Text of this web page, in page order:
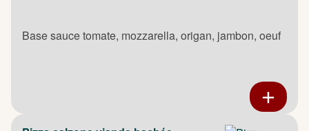
Base sauce tomate, mozzarella, origan, jambon, oeuf